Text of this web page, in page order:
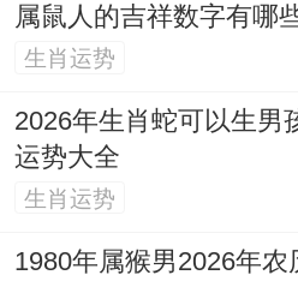
属鼠人的吉祥数字有哪
生肖运势
2026年生肖蛇可以生男
运势大全
生肖运势
1980年属猴男2026年